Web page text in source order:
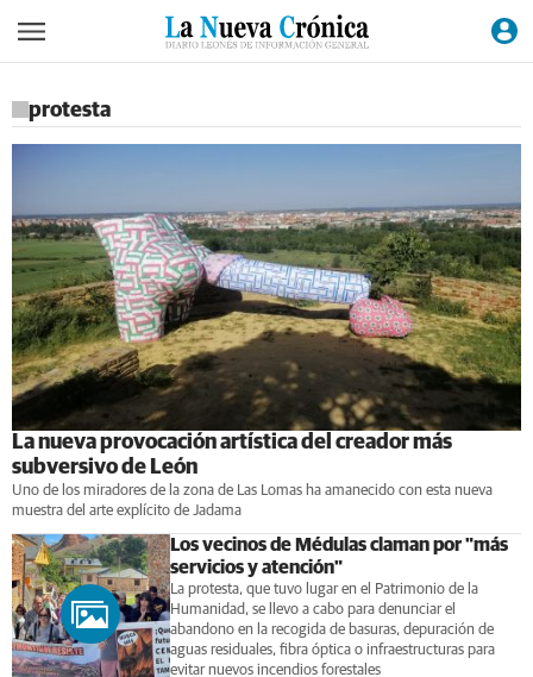
protesta
La nueva provocación artística del creador más
subversivo de León
Uno de los miradores de la zona de Las Lomas ha amanecido con esta nueva
muestra del arte explícito de Jadama
Los vecinos de Médulas claman por "más
servicios y atención"
La protesta, que tuvo lugar en el Patrimonio de la
Humanidad, se llevo a cabo para denunciar el
abandono en la recogida de basuras, depuración de
aguas residuales, fibra óptica o infraestructuras para
evitar nuevos incendios forestales